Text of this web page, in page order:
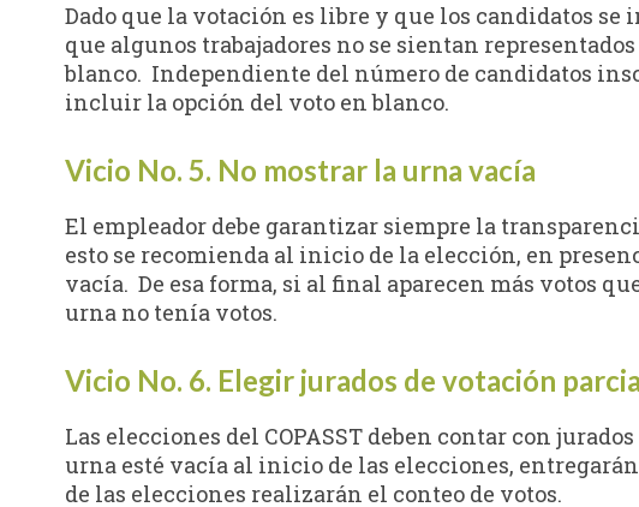
Dado que la votación es libre y que los candidatos
que algunos trabajadores no se sientan
blanco. Independiente del número de candidatos
incluir la opción del voto en blanco.
Vicio No. 5. No mostrar la urna vacía
El empleador debe garantizar siempre la
esto se recomienda al inicio de la elección, en
vacía. De esa forma, si al final aparecen más votos
urna no tenía votos.
Vicio No. 6. Elegir jurados de votación
Las elecciones del COPASST deben contar con
urna esté vacía al inicio de las elecciones,
de las elecciones realizarán el conteo de votos.